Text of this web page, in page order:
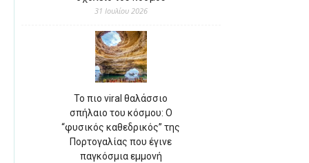
31 Ιουλίου 2026
Το πιο viral θαλάσσιο
σπήλαιο του κόσμου: Ο
“φυσικός καθεδρικός” της
Πορτογαλίας που έγινε
παγκόσμια εμμονή